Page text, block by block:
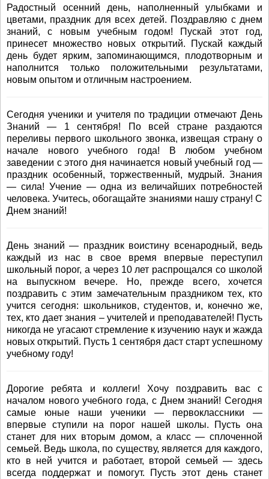
Радостный осенний день, наполненный улыбками и
цветами, праздник для всех детей. Поздравляю с днем
знаний, с новым учебным годом! Пускай этот год,
принесет множество новых открытий. Пускай каждый
день будет ярким, запоминающимся, плодотворным и
наполнится только положительными результатами,
новым опытом и отличным настроением.
Сегодня ученики и учителя по традиции отмечают День
Знаний — 1 сентября! По всей стране раздаются
переливы первого школьного звонка, извещая страну о
начале нового учебного года! В любом учебном
заведении с этого дня начинается новый учебный год —
праздник особенный, торжественный, мудрый. Знания
— сила! Учение — одна из величайших потребностей
человека. Учитесь, обогащайте знаниями нашу страну! С
Днем знаний!
День знаний — праздник воистину всенародный, ведь
каждый из нас в свое время впервые переступил
школьный порог, а через 10 лет распрощался со школой
на выпускном вечере. Но, прежде всего, хочется
поздравить с этим замечательным праздником тех, кто
учится сегодня: школьников, студентов, и, конечно же,
тех, кто дает знания – учителей и преподавателей! Пусть
никогда не угасают стремление к изучению наук и жажда
новых открытий. Пусть 1 сентября даст старт успешному
учебному году!
Дорогие ребята и коллеги! Хочу поздравить вас с
началом нового учебного года, с Днем знаний! Сегодня
самые юные наши ученики — первоклассники —
впервые ступили на порог нашей школы. Пусть она
станет для них вторым домом, а класс — сплоченной
семьей. Ведь школа, по существу, является для каждого,
кто в ней учится и работает, второй семьей — здесь
всегда поддержат и помогут. Пусть этот день станет